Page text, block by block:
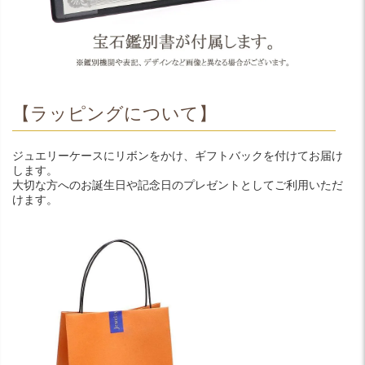
【ラッピングについて】
ジュエリーケースにリボンをかけ、ギフトバックを付けてお届け
します。
大切な方へのお誕生日や記念日のプレゼントとしてご利用いただ
けます。